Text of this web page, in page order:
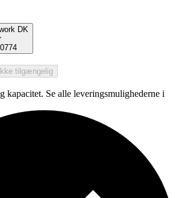
DK
Ikke tilgængelig
kapacitet. Se alle leveringsmulighederne i